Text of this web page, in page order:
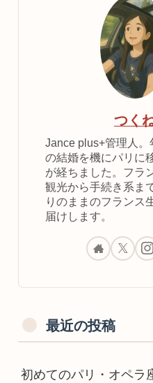
つく
Jance plus+管理人。
の結婚を機にパリに
が経ちました。フラ
観光から手続き系ま
りのままのフランス
届けします。
最近の投稿
初めてのパリ・オペラ